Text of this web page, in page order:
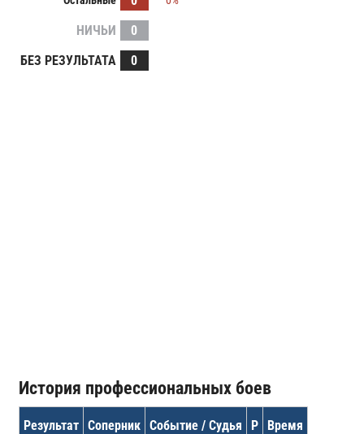
НИЧЬИ
0
БЕЗ РЕЗУЛЬТАТА
0
История профессиональных боев
Результат Соперник Событие / Судья Р Время